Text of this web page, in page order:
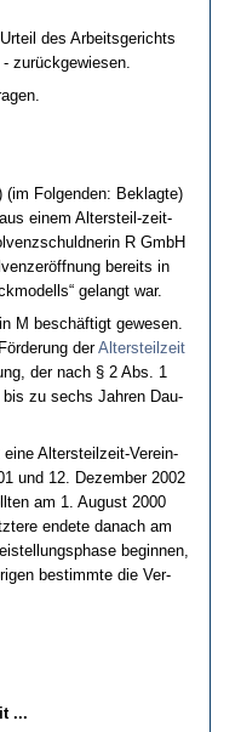
des Ar­beits­ge­richts
zurück­ge­wie­sen.
(im Fol­gen­den: Be­klag­te)
ei­nem Al­ters­teil-zeit-
R GmbH
be­reits in
ge­langt war.
M beschäftigt ge­we­sen.
derAl­ters­teil­zeit
der nach § 2 Abs. 1
zu sechs Jah­ren Dau­
Al­ters­teil­zeit-Ver­ein­
und 12. De­zem­ber 2002
am 1. Au­gust 2000
en­de­te da­nach am
be­gin­nen,
be­stimm­te die Ver­
...